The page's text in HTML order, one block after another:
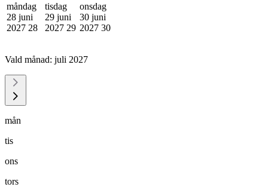
måndag
28 juni
2027 28
tisdag
29 juni
2027 29
onsdag
30 juni
2027 30
Vald månad: juli 2027
mån
tis
ons
tors